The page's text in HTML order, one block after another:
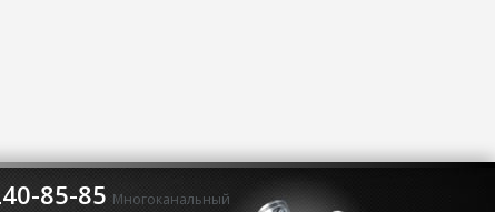
85-85 Многоканальный